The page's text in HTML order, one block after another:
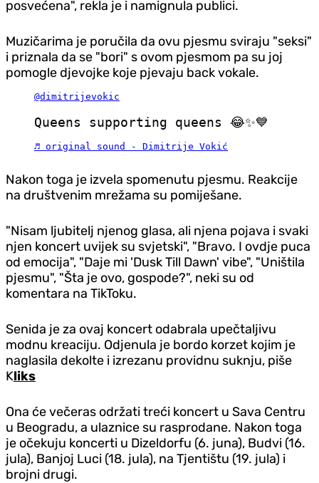
posvećena", rekla je i namignula publici.
Muzičarima je poručila da ovu pjesmu sviraju "seksi"
i priznala da se "bori" s ovom pjesmom pa su joj
pomogle d‌jevojke koje pjevaju back vokale.
@dimitrijevokic
Queens supporting queens 😂✨💙
♬ original sound - Dimitrije Vokić
Nakon toga je izvela spomenutu pjesmu. Reakcije
na društvenim mrežama su pomiješane.
"Nisam ljubitelj njenog glasa, ali njena pojava i svaki
njen koncert uvijek su svjetski", "Bravo. I ovd‌je puca
od emocija", "Daje mi 'Dusk Till Dawn' vibe", "Uništila
pjesmu", "Šta je ovo, gospode?", neki su od
komentara na TikToku.
Senida je za ovaj koncert odabrala upečtaljivu
modnu kreaciju. Od‌jenula je bordo korzet kojim je
naglasila dekolte i izrezanu providnu suknju, piše
Kliks
Ona će večeras održati treći koncert u Sava Centru
u Beogradu, a ulaznice su rasprodane. Nakon toga
je očekuju koncerti u Dizeldorfu (6. juna), Budvi (16.
jula), Banjoj Luci (18. jula), na Tjentištu (19. jula) i
brojni drugi.